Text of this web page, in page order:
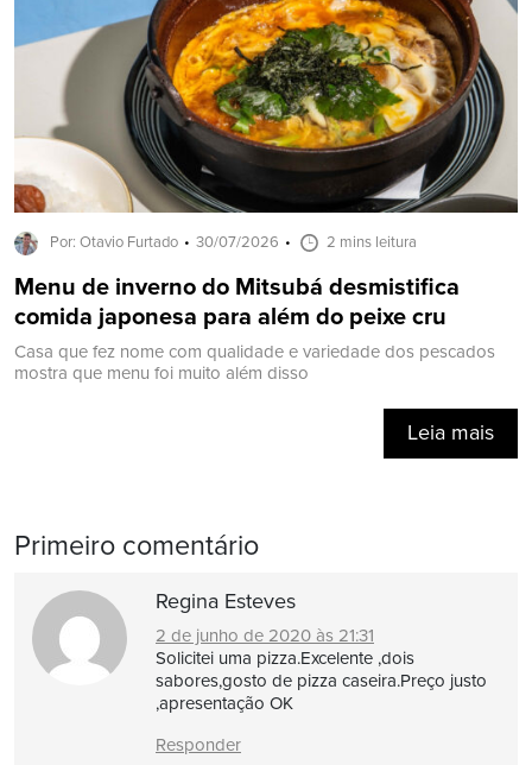
Por: Otavio Furtado 30/07/2026 2 mins leitura
Menu de inverno do Mitsubá desmistifica
comida japonesa para além do peixe cru
Casa que fez nome com qualidade e variedade dos pescados
mostra que menu foi muito além disso
Leia mais
Primeiro comentário
Regina Esteves
2 de junho de 2020 às 21:31
Solicitei uma pizza.Excelente ,dois
sabores,gosto de pizza caseira.Preço justo
,apresentação OK
Responder